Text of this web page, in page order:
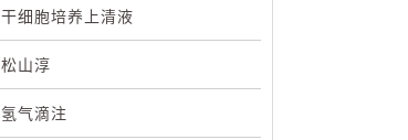
干细胞培养上清液
松山淳
氢气滴注